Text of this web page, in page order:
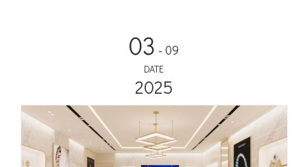
03 - 09
DATE
2025